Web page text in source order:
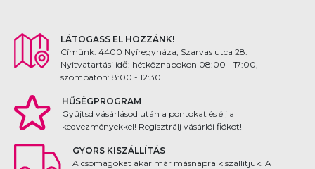
LÁTOGASS EL HOZZÁNK!
Címünk: 4400 Nyíregyháza, Szarvas utca 28.
Nyitvatartási idő: hétköznapokon 08:00 - 17:00,
szombaton: 8:00 - 12:30
HŰSÉGPROGRAM
Gyűjtsd vásárlásod után a pontokat és élj a
kedvezményekkel! Regisztrálj vásárlói fiókot!
GYORS KISZÁLLÍTÁS
A csomagokat akár már másnapra kiszállítjuk. A